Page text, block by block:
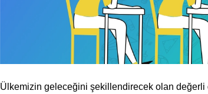
Ülkemizin geleceğini şekillendirecek olan